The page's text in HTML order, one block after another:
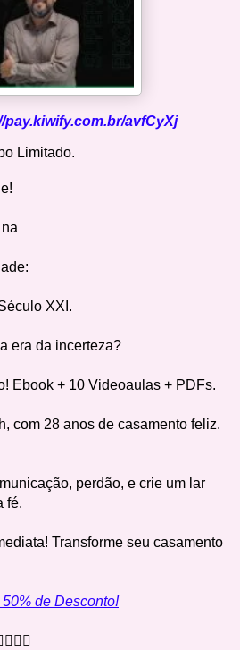
pay.kiwify.com.br/avfCyXj
Limitado.
XXI.
era da incerteza?
Ebook + 10 Videoaulas + PDFs.
com 28 anos de casamento feliz.
perdão, e crie um lar
fé.
Transforme seu casamento
de Desconto!